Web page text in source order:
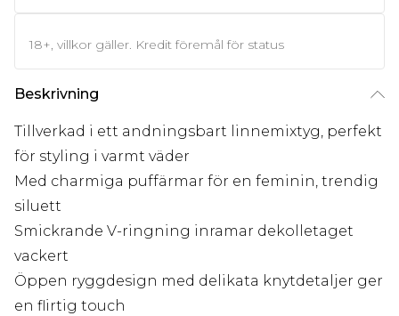
18+, villkor gäller. Kredit föremål för status
Beskrivning
Tillverkad i ett andningsbart linnemixtyg, perfekt
för styling i varmt väder
Med charmiga puffärmar för en feminin, trendig
siluett
Smickrande V-ringning inramar dekolletaget
vackert
Öppen ryggdesign med delikata knytdetaljer ger
en flirtig touch